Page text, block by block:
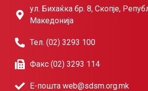
ул. Бихаќка бр. 8, Скопје,
Македонија
Тел. (02) 3293 100
Факс (02) 3293 114
Е-пошта web@sdsm.org.mk